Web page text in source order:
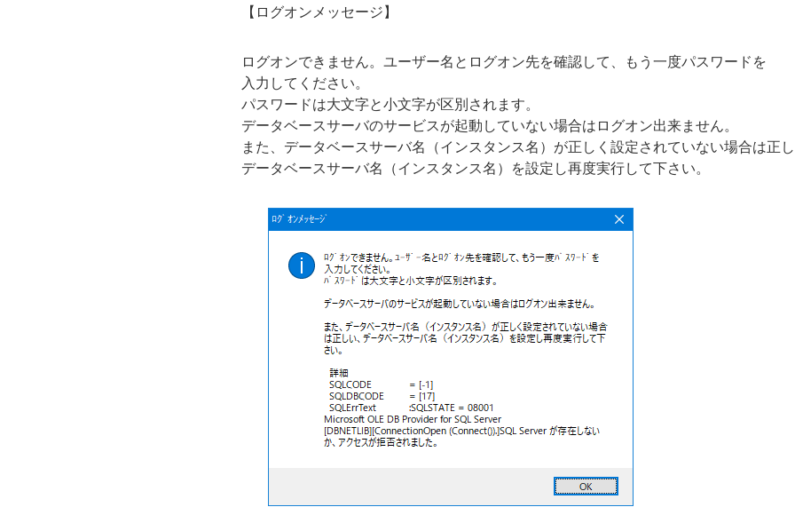
【ログオンメッセージ】
ログオンできません。ユーザー名とログオン先を確認して、もう一度パスワードを
入力してください。
パスワードは大文字と小文字が区別されます。
データベースサーバのサービスが起動していない場合はログオン出来ません。
また、データベースサーバ名（インスタンス名）が正しく設定されていない場合は正
データベースサーバ名（インスタンス名）を設定し再度実行して下さい。